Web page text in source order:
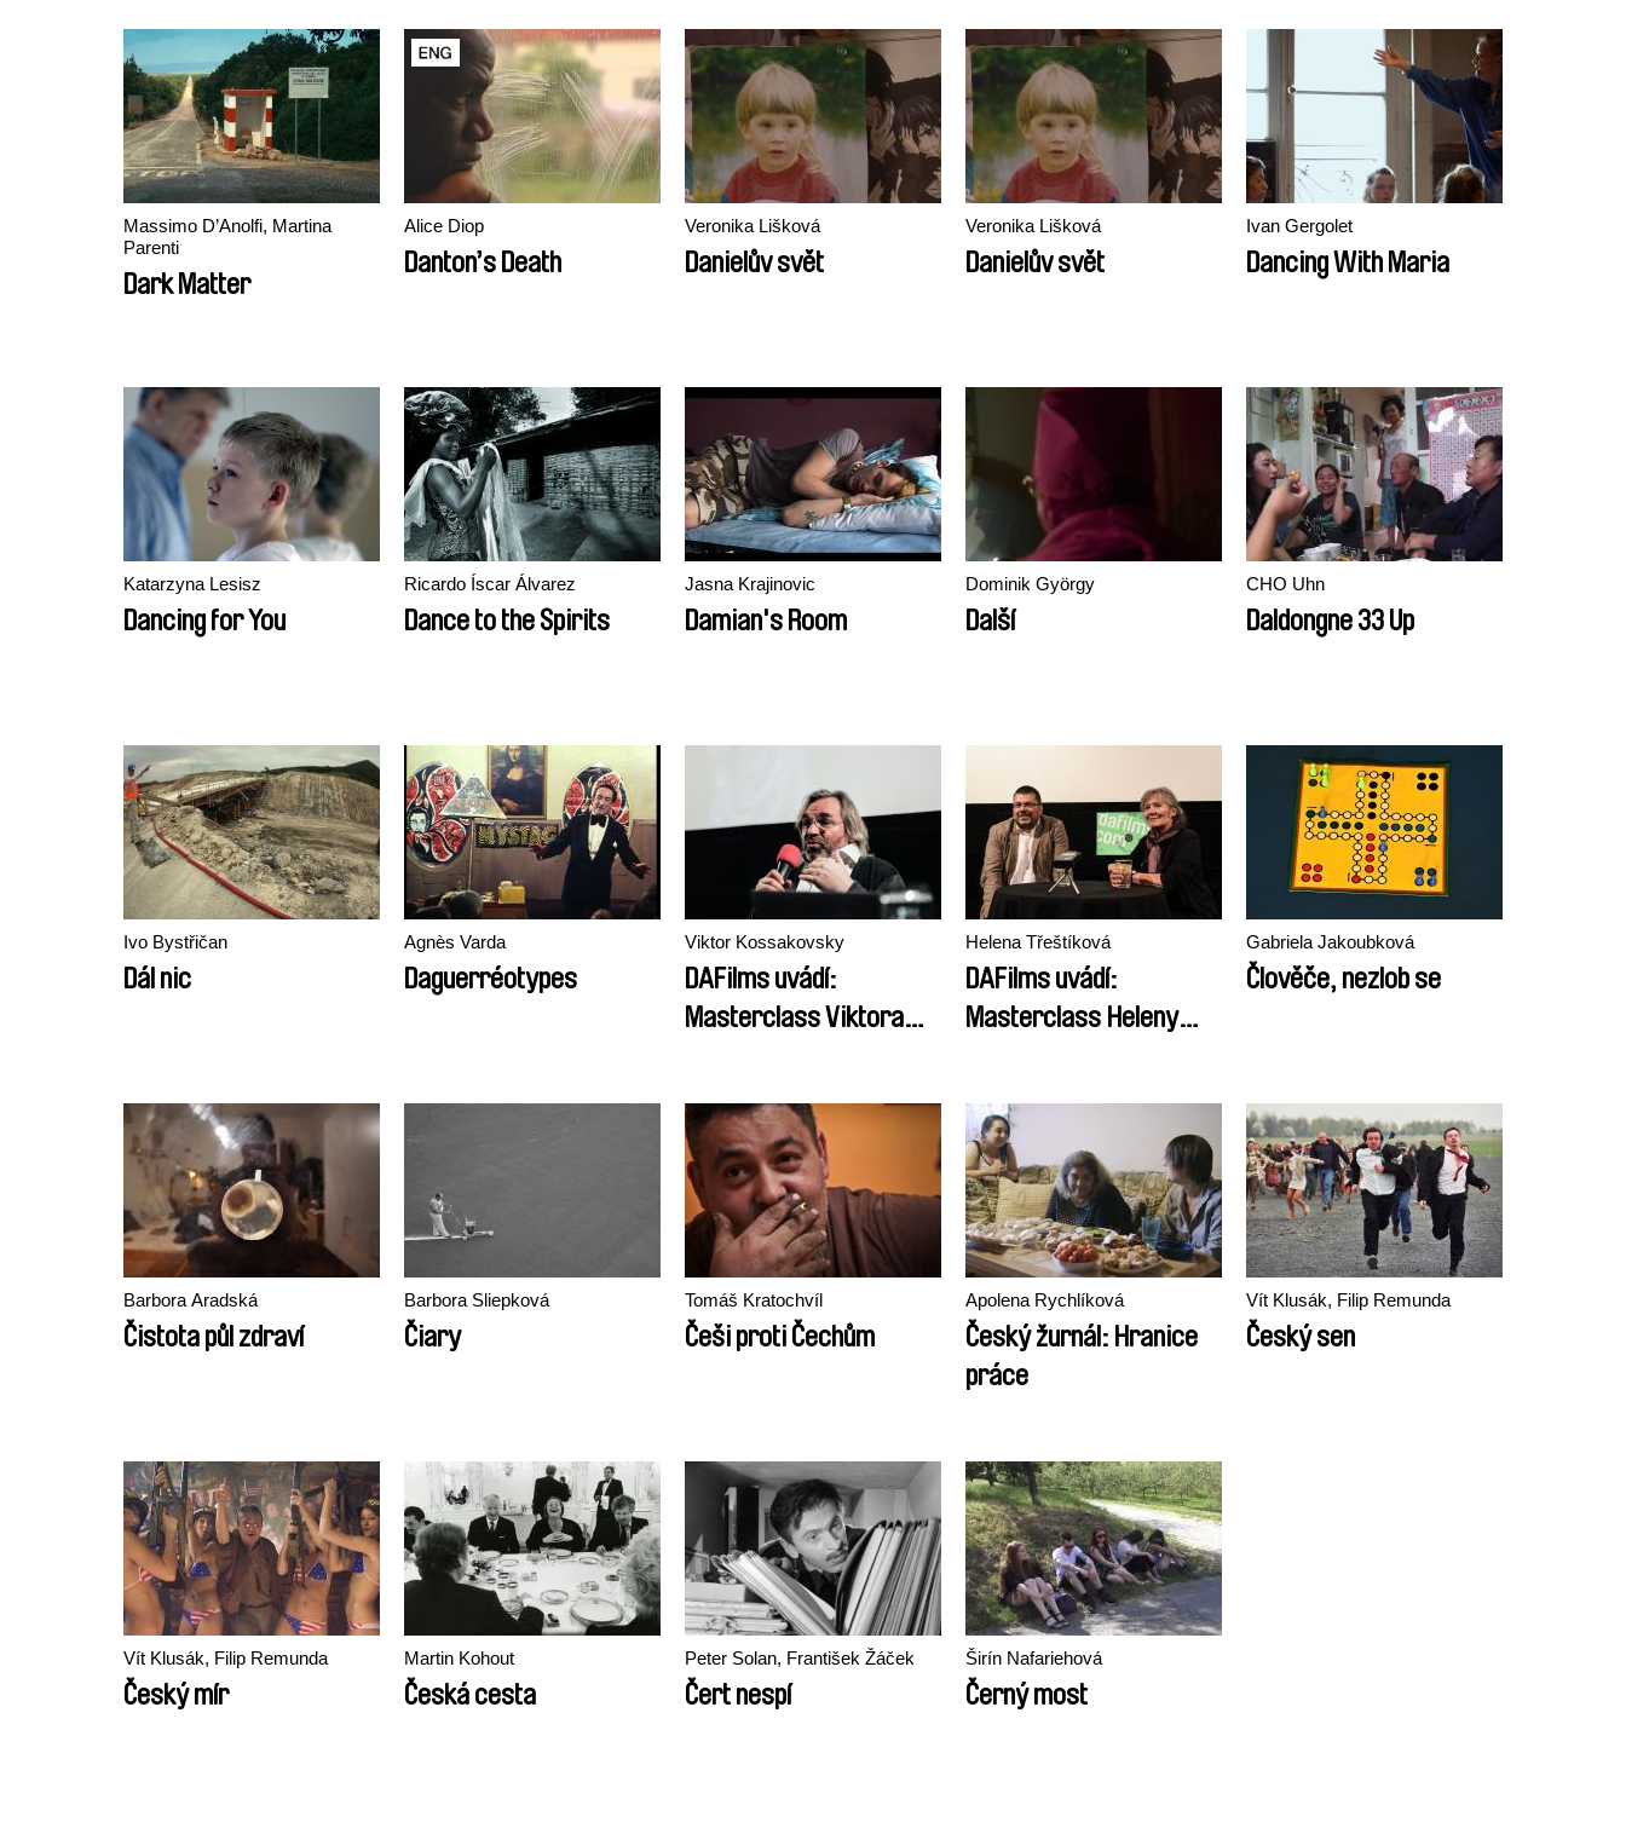
Massimo D’Anolfi, Martina
Parenti
Dark Matter
Alice Diop
Danton’s Death
Veronika Lišková
Danielův svět
Veronika Lišková
Danielův svět
Ivan Gergolet
Dancing With Maria
Katarzyna Lesisz
Dancing for You
Ricardo Íscar Álvarez
Dance to the Spirits
Jasna Krajinovic
Damian's Room
Dominik György
Další
CHO Uhn
Daldongne 33 Up
Ivo Bystřičan
Dál nic
Agnès Varda
Daguerréotypes
Viktor Kossakovsky
DAFilms uvádí:
Masterclass Viktora
Helena Třeštíková
DAFilms uvádí:
Masterclass Heleny
Gabriela Jakoubková
Člověče, nezlob se
Barbora Aradská
Čistota půl zdraví
Barbora Sliepková
Čiary
Tomáš Kratochvíl
Češi proti Čechům
Apolena Rychlíková
Český žurnál: Hranice
práce
Vít Klusák, Filip Remunda
Český sen
Vít Klusák, Filip Remunda
Český mír
Martin Kohout
Česká cesta
Peter Solan, František Žáček
Čert nespí
Širín Nafariehová
Černý most